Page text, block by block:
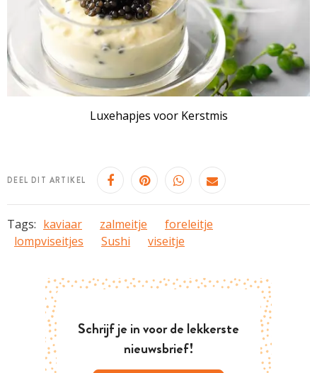
Luxehapjes voor Kerstmis
DEEL DIT ARTIKEL
Tags: kaviaar zalmeitje
foreleitje
lompviseitjes
Sushi viseitje
Schrijf je in voor de lekkerste
nieuwsbrief!